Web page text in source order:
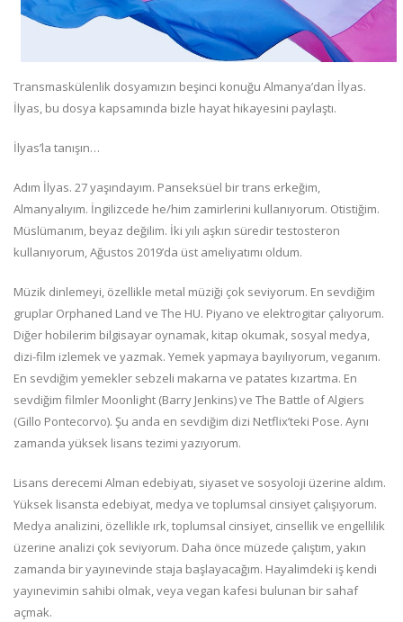
Transmaskülenlik dosyamızın beşinci konuğu Almanya’dan İlyas.
İlyas, bu dosya kapsamında bizle hayat hikayesini paylaştı.
İlyas’la tanışın…
Adım İlyas. 27 yaşındayım. Panseksüel bir trans erkeğim,
Almanyalıyım. İngilizcede he/him zamirlerini kullanıyorum. Otistiğim.
Müslümanım, beyaz değilim. İki yılı aşkın süredir testosteron
kullanıyorum, Ağustos 2019’da üst ameliyatımı oldum.
Müzik dinlemeyi, özellikle metal müziği çok seviyorum. En sevdiğim
gruplar Orphaned Land ve The HU. Piyano ve elektrogitar çalıyorum.
Diğer hobilerim bilgisayar oynamak, kitap okumak, sosyal medya,
dizi-film izlemek ve yazmak. Yemek yapmaya bayılıyorum, veganım.
En sevdiğim yemekler sebzeli makarna ve patates kızartma. En
sevdiğim filmler Moonlight (Barry Jenkins) ve The Battle of Algiers
(Gillo Pontecorvo). Şu anda en sevdiğim dizi Netflix’teki Pose. Aynı
zamanda yüksek lisans tezimi yazıyorum.
Lisans derecemi Alman edebiyatı, siyaset ve sosyoloji üzerine aldım.
Yüksek lisansta edebiyat, medya ve toplumsal cinsiyet çalışıyorum.
Medya analizini, özellikle ırk, toplumsal cinsiyet, cinsellik ve engellilik
üzerine analizi çok seviyorum. Daha önce müzede çalıştım, yakın
zamanda bir yayınevinde staja başlayacağım. Hayalimdeki iş kendi
yayınevimin sahibi olmak, veya vegan kafesi bulunan bir sahaf
açmak.